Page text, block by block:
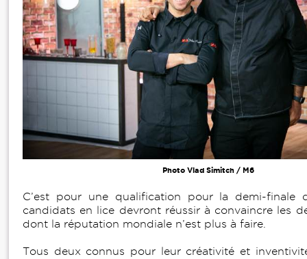
Photo Vlad Simitch / M6
C’est pour une qualification pour la demi-finale
candidats en lice devront réussir à convaincre les
dont la réputation mondiale n’est plus à faire.
Tous deux connus pour leur créativité et